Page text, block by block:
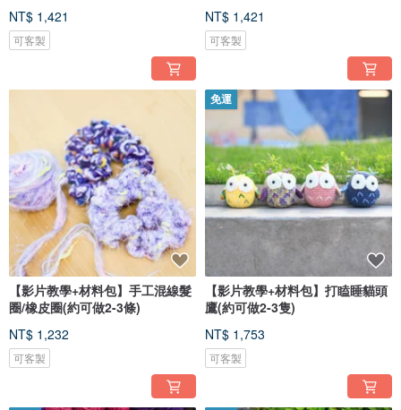
NT$ 1,421
可客製
NT$ 1,421
可客製
【影片教學+材料包】手工混線髮
圈/橡皮圈(約可做2-3條)
NT$ 1,232
可客製
免運
【影片教學+材料包】打瞌睡貓頭
鷹(約可做2-3隻)
NT$ 1,753
可客製